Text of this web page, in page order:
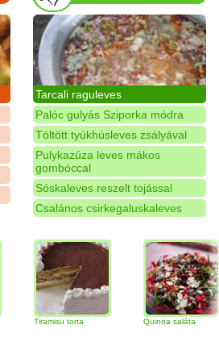
Tarcali raguleves
Palóc gulyás Sziporka módra
Töltött tyúkhúsleves zsályával
Pulykazúza leves mákos
gombóccal
Sóskaleves reszelt tojással
Csalános csirkegaluskaleves
Tiramisu torta Quinoa saláta